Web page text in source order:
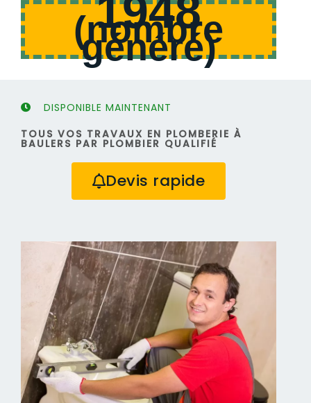
1948
(nombre
généré)
DISPONIBLE MAINTENANT
TOUS VOS TRAVAUX EN PLOMBERIE À
BAULERS PAR PLOMBIER QUALIFIÉ
Devis rapide